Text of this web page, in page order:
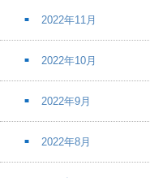
2022年11月
2022年10月
2022年9月
2022年8月